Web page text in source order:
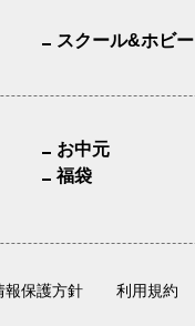
スクール&ホビー
お中元
福袋
報保護方針 利用規約